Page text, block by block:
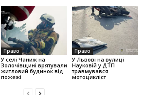
Право
У селі Чаниж на
Золочівщині врятували
житловий будинок від
пожежі
Право
У Львові на вулиці
Науковій у ДТП
травмувався
мотоцикліст